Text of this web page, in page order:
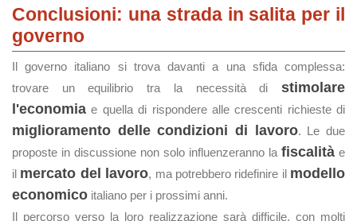
Conclusioni: una strada in salita per il
governo
Il governo italiano si trova davanti a una sfida complessa:
trovare un equilibrio tra la necessità di stimolare
l'economia e quella di rispondere alle crescenti richieste di
miglioramento delle condizioni di lavoro. Le due
proposte in discussione non solo influenzeranno la fiscalità e
il mercato del lavoro, ma potrebbero ridefinire il modello
economico italiano per i prossimi anni.
Il percorso verso la loro realizzazione sarà difficile, con molti